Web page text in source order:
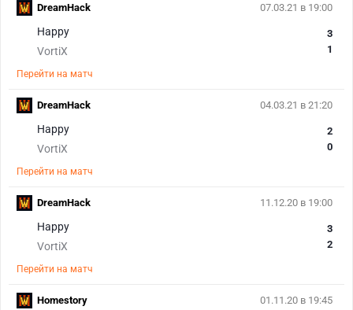
07.03.21 в 19:00
Happy
VortiX
3
1
Перейти на матч
DreamHack
04.03.21 в 21:20
Happy
VortiX
2
0
Перейти на матч
DreamHack
11.12.20 в 19:00
Happy
VortiX
3
2
Перейти на матч
DreamHack
01.11.20 в 19:45
Homestory